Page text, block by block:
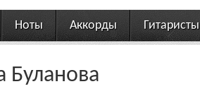
Ноты Аккорды Гитаристы
Буланова